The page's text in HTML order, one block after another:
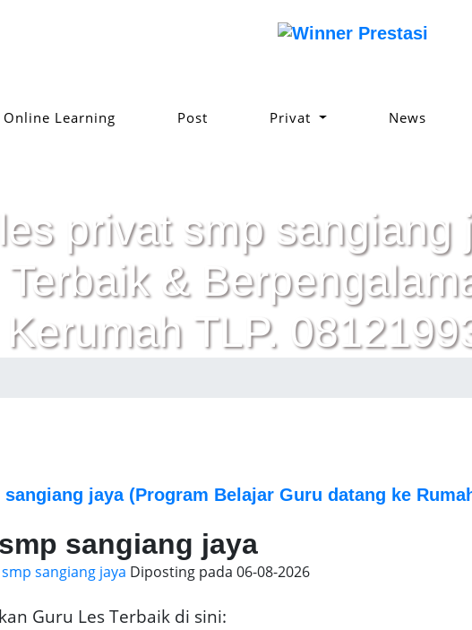
Online Learning Post Privat News
privat smp sangiang
Terbaik &
TLP.
sangiang jaya(Program Belajar Guru datang ke
sangiang jaya
sangiang jaya Diposting pada 06-08-2026
Guru Les Terbaik di sini: